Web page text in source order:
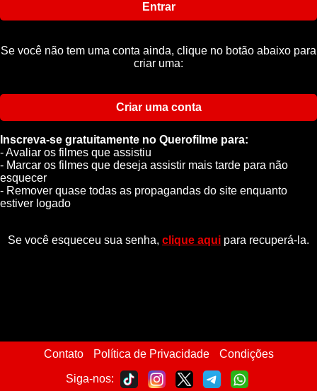
Entrar
Se você não tem uma conta ainda, clique no botão abaixo para
criar uma:
Criar uma conta
Inscreva-se gratuitamente no Querofilme para:
- Avaliar os filmes que assistiu
- Marcar os filmes que deseja assistir mais tarde para não
esquecer
- Remover quase todas as propagandas do site enquanto
estiver logado
Se você esqueceu sua senha, clique aqui para recuperá-la.
Contato Política de Privacidade Condições
Siga-nos: